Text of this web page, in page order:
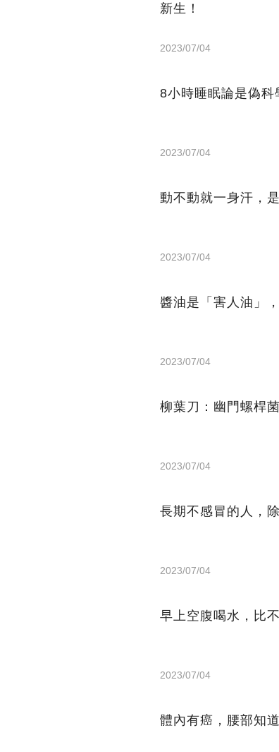
新生！
2023/07/04
8小時睡眠論是偽
2023/07/04
動不動就一身汗，
2023/07/04
醬油是「害人油」
2023/07/04
柳葉刀：幽門螺桿
2023/07/04
長期不感冒的人，
2023/07/04
早上空腹喝水，比
2023/07/04
體內有癌，腰部知